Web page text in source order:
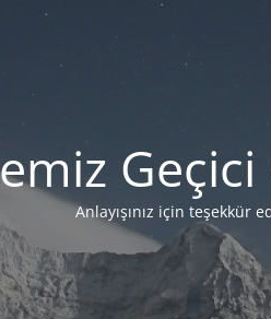
Geçici
Anlayışınız için teşekkür